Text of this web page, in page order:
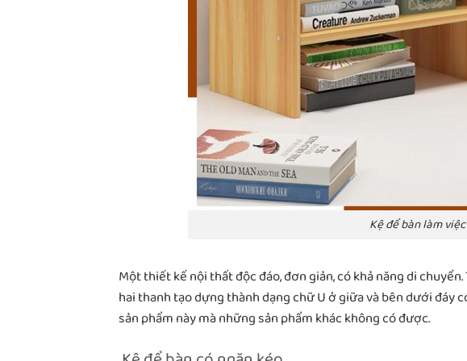
Kệ để bàn làm
Một thiết kế nội thất độc đáo, đơn giản, có khả năng di
hai thanh tạo dựng thành dạng chữ U ở giữa và bên dưới đáy
sản phẩm này mà những sản phẩm khác không có được.